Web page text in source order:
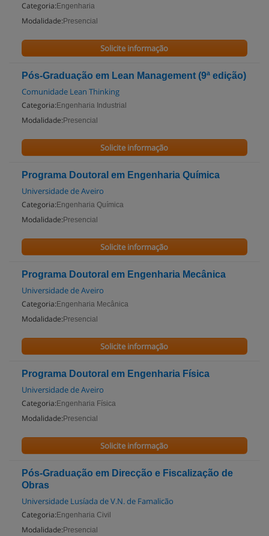
Categoria: Engenharia
Modalidade: Presencial
Solicite informação
Pós-Graduação em Lean Management (9ª edição)
Comunidade Lean Thinking
Categoria: Engenharia Industrial
Modalidade: Presencial
Solicite informação
Programa Doutoral em Engenharia Química
Universidade de Aveiro
Categoria: Engenharia Química
Modalidade: Presencial
Solicite informação
Programa Doutoral em Engenharia Mecânica
Universidade de Aveiro
Categoria: Engenharia Mecânica
Modalidade: Presencial
Solicite informação
Programa Doutoral em Engenharia Física
Universidade de Aveiro
Categoria: Engenharia Física
Modalidade: Presencial
Solicite informação
Pós-Graduação em Direcção e Fiscalização de
Obras
Universidade Lusíada de V.N. de Famalicão
Categoria: Engenharia Civil
Modalidade: Presencial